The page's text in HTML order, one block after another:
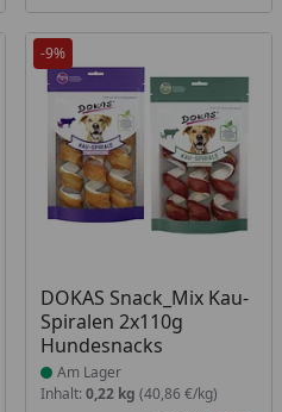
-9%
DOKAS Snack_Mix Kau-
Spiralen 2x110g
Hundesnacks
Produkt am Lager
Am Lager
Inhalt: 0,22 kg (40,86 €/kg)